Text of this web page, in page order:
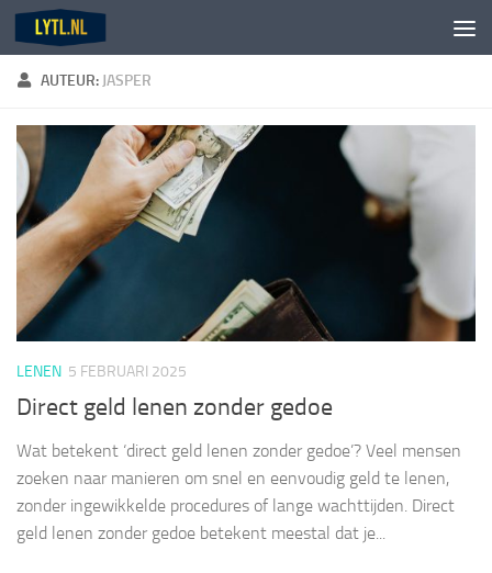
Doorgaan naar inhoud
AUTEUR: JASPER
LENEN 5 FEBRUARI 2025
Direct geld lenen zonder gedoe
Wat betekent ‘direct geld lenen zonder gedoe’? Veel mensen
zoeken naar manieren om snel en eenvoudig geld te lenen,
zonder ingewikkelde procedures of lange wachttijden. Direct
geld lenen zonder gedoe betekent meestal dat je...